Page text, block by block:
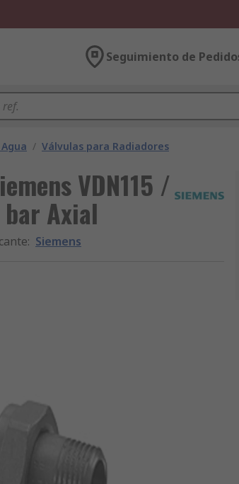
Seguimiento de
/ Válvulas para Radiadores
VDN115 /
bar Axial
: Siemens